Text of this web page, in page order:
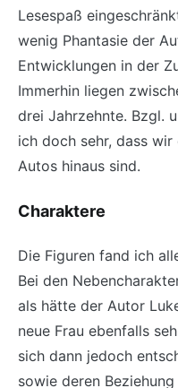
Lesespaß
wenig Phantasie der
Entwicklungen in der
Immerhin liegen
drei Jahrzehnte. Bzgl.
ich doch sehr, dass
Autos hinaus sind.
Charaktere
Die Figuren fand ich
Bei den
als hätte der Autor
neue Frau ebenfalls
sich dann jedoch
sowie deren